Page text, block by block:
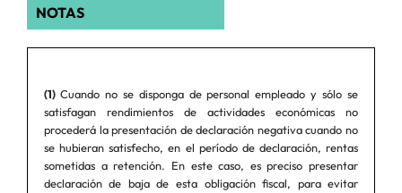
NOTAS
(1) Cuando no se disponga de personal empleado y sólo se
satisfagan rendimientos de actividades económicas no
procederá la presentación de declaración negativa cuando no
se hubieran satisfecho, en el período de declaración, rentas
sometidas a retención. En este caso, es preciso presentar
declaración de baja de esta obligación fiscal, para evitar